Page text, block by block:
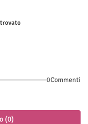
0Commenti
(0)